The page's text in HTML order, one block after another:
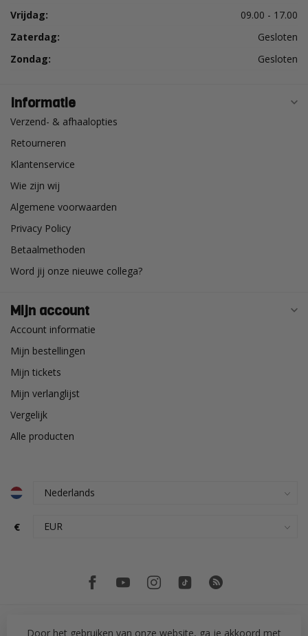
Vrijdag:
09.00 - 17.00
Zaterdag:
Gesloten
Zondag:
Gesloten
Informatie
Verzend- & afhaalopties
Retourneren
Klantenservice
Wie zijn wij
Algemene voorwaarden
Privacy Policy
Betaalmethoden
Word jij onze nieuwe collega?
Mijn account
Account informatie
Mijn bestellingen
Mijn tickets
Mijn verlanglijst
Vergelijk
Alle producten
€
Door het gebruiken van onze website, ga je akkoord met